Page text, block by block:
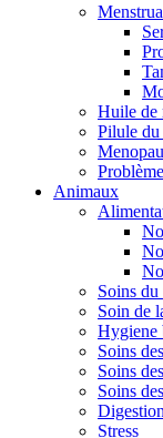
Huile de
Pilule du
Animaux
Soins du
Soin de
Hygiene
Soins
Soins
Soins
Digestion
Stress